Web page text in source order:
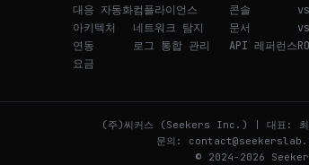
대응 자동화
아키텍처
연동
요금
컴플라이언스
네트워크 탐지
로그 통합 관리
콘솔
문서
API 레퍼런스
(주)씨커스 (Seekers Inc.) | 대표: 최
문의:
© 2024-2026